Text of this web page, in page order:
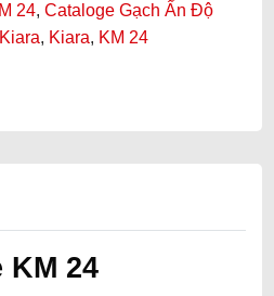
24, Cataloge Gạch Ấn Độ
, Kiara, KM 24
24